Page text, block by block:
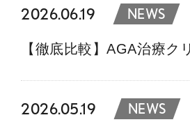
2026.06.19 NEWS
【徹底比較】AGA治療
2026.05.19 NEWS